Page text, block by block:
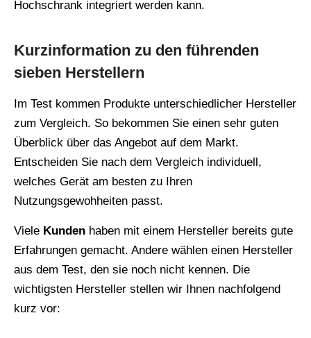
Hochschrank integriert werden kann.
Kurzinformation zu den führenden
sieben Herstellern
Im Test kommen Produkte unterschiedlicher Hersteller
zum Vergleich. So bekommen Sie einen sehr guten
Überblick über das Angebot auf dem Markt.
Entscheiden Sie nach dem Vergleich individuell,
welches Gerät am besten zu Ihren
Nutzungsgewohheiten passt.
Viele Kunden haben mit einem Hersteller bereits gute
Erfahrungen gemacht. Andere wählen einen Hersteller
aus dem Test, den sie noch nicht kennen. Die
wichtigsten Hersteller stellen wir Ihnen nachfolgend
kurz vor: